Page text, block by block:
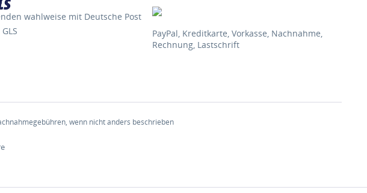
wahlweise mit Deutsche Post
PayPal, Kreditkarte, Vorkasse, Nachnahme,
Rechnung, Lastschrift
wenn nicht anders beschrieben